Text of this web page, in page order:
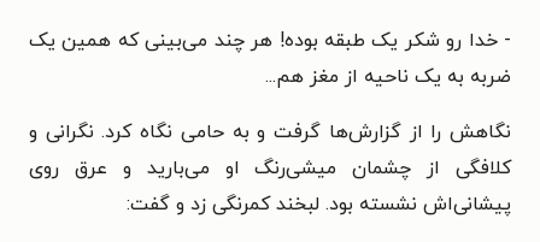
- خدا رو شکر یک طبقه بوده! هر چند می‌بینی که همین یک
ضربه به یک ناحیه از مغز هم...
نگاهش را از گزارش‌ها گرفت و به حامی نگاه کرد. نگرانی و
کلافگی از چشمان میشی‌رنگ او می‌بارید و عرق روی
پیشانی‌اش نشسته بود. لبخند کمرنگی زد و گفت: